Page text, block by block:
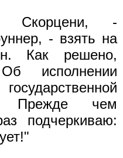
Скорцени, -
- взять на
Как решено,
исполнении
Прежде чем
подчеркиваю: